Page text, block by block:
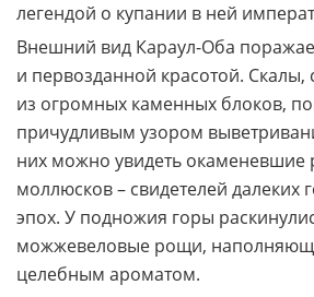
легендой о купании в ней
Внешний вид Караул-Оба
и первозданной красотой.
из огромных каменных блоков,
причудливым узором
них можно увидеть окаменевшие
моллюсков – свидетелей далеких
эпох. У подножия горы
можжевеловые рощи,
целебным ароматом.